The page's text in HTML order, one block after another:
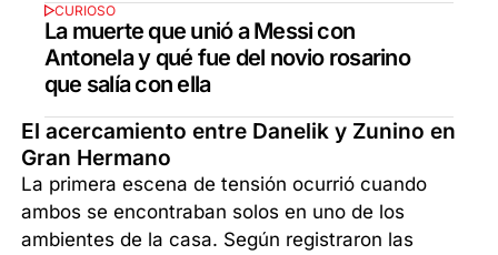
CURIOSO
La muerte que unió a Messi con
Antonela y qué fue del novio rosarino
que salía con ella
El acercamiento entre Danelik y Zunino en
Gran Hermano
La primera escena de tensión ocurrió cuando
ambos se encontraban solos en uno de los
ambientes de la casa. Según registraron las